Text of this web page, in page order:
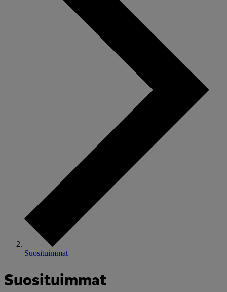
Suosituimmat
Suosituimmat